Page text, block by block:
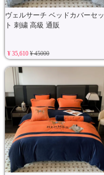
ヴェルサーチ ベッドカバーセッ
ト 刺繍 高級 通販
¥ 35,610¥ 45000